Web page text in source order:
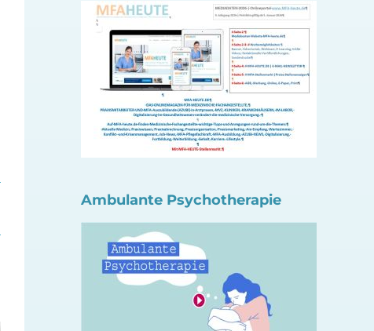
Ambulante Psychotherapie